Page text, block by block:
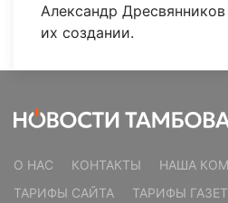
Александр
их создании.
О НАС КОНТАКТЫ НАША
ТАРИФЫ САЙТА
ТАРИФЫ